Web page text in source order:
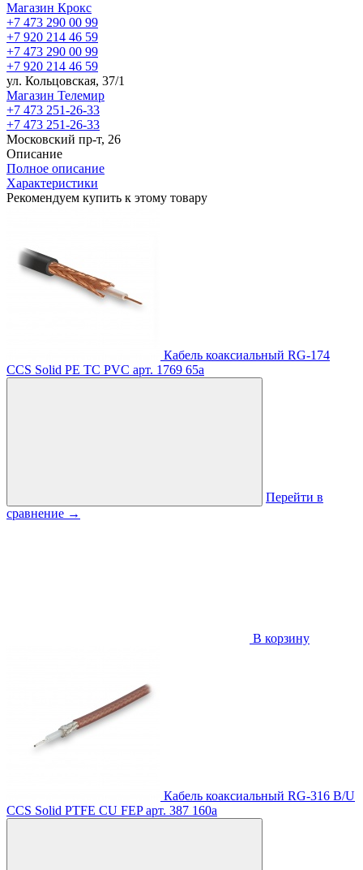
Магазин Крокс
+7 473 290 00 99
+7 920 214 46 59
+7 473 290 00 99
+7 920 214 46 59
ул. Кольцовская, 37/1
Магазин Телемир
+7 473 251-26-33
+7 473 251-26-33
Московский пр-т, 26
Описание
Полное описание
Характеристики
Рекомендуем купить к этому товару
Кабель коаксиальный RG-174
CCS Solid PE TC PVC арт. 1769 65a
Перейти в
сравнение →
В корзину
Кабель коаксиальный RG-316 B/U
CCS Solid PTFE CU FEP арт. 387 160a